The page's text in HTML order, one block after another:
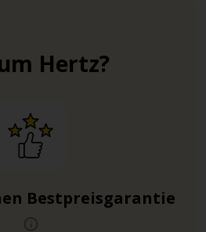
Hertz?
Bestpreisgarantie